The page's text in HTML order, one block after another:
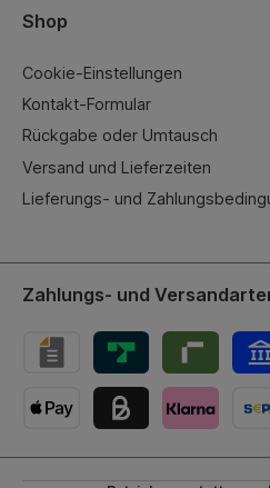
Shop
Cookie-Einstellungen
Kontakt-Formular
Rückgabe oder Umtausch
Versand und Lieferzeiten
Lieferungs- und
Zahlungs- und